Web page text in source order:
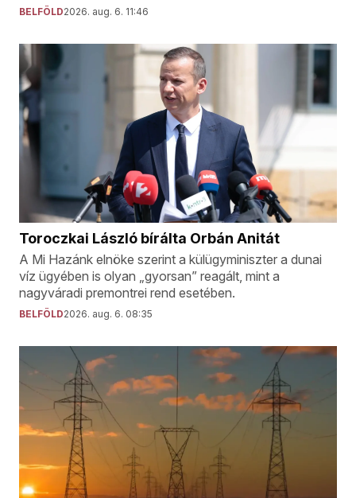
BELFÖLD2026. aug. 6. 11:46
Toroczkai László bírálta Orbán Anitát
A Mi Hazánk elnöke szerint a külügyminiszter a dunai
víz ügyében is olyan „gyorsan” reagált, mint a
nagyváradi premontrei rend esetében.
BELFÖLD2026. aug. 6. 08:35